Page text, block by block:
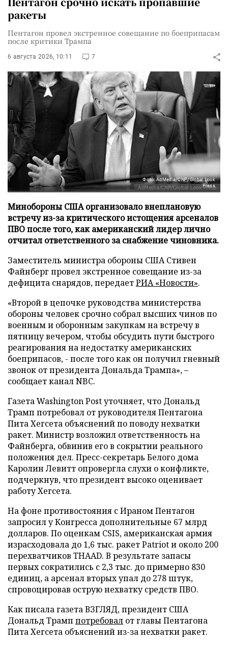
ракеты
Пентагон провел экстренное совещание по боеприпасам
после критики Трампа
6 августа 2026, 10:11 7
Фото: AdMedia/CNP/Global Look
Press
Минобороны США организовало внеплановую
встречу из-за критического истощения арсеналов
ПВО после того, как американский лидер лично
отчитал ответственного за снабжение чиновника.
Заместитель министра обороны США Стивен
Файнберг провел экстренное совещание из-за
дефицита снарядов, передаетРИА «Новости».
«Второй в цепочке руководства министерства
обороны человек срочно собрал высших чинов по
военным и оборонным закупкам на встречу в
пятницу вечером, чтобы обсудить пути быстрого
реагирования на недостатку американских
боеприпасов, - после того как он получил гневный
звонок от президента Дональда Трампа», –
сообщает канал NBC.
Газета Washington Post уточняет, что Дональд
Трамп потребовал от руководителя Пентагона
Пита Хегсета объяснений по поводу нехватки
ракет. Министр возложил ответственность на
Файнберга, обвинив его в сокрытии реального
положения дел. Пресс-секретарь Белого дома
Каролин Левитт опровергла слухи о конфликте,
подчеркнув, что президент высоко оценивает
работу Хегсета.
На фоне противостояния с Ираном Пентагон
запросил у Конгресса дополнительные 67 млрд
долларов. По оценкам CSIS, американская армия
израсходовала до 1,6 тыс. ракет Patriot и около 200
перехватчиков THAAD. В результате запасы
первых сократились с 2,3 тыс. до примерно 830
единиц, а арсенал вторых упал до 278 штук,
спровоцировав острую нехватку средств ПВО.
Как писала газета ВЗГЛЯД, президент США
Дональд Трамп потребовал от главы Пентагона
Пита Хегсета объяснений из-за нехватки ракет.